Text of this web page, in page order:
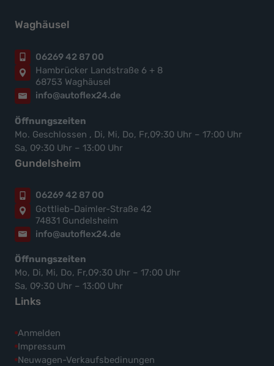
Waghäusel
06269 42 87 00
Hambrücker Landstraße 6 + 8
68753 Waghäusel
info@autoflex24.de
Öffnungszeiten
Mo. Geschlossen , Di, Mi, Do, Fr,09:30 Uhr – 17:00 Uhr
Sa, 09:30 Uhr – 13:00 Uhr
Gundelsheim
06269 42 87 00
Gottlieb-Daimler-Straße 42
74831 Gundelsheim
info@autoflex24.de
Öffnungszeiten
Mo, Di, Mi, Do, Fr,09:30 Uhr – 17:00 Uhr
Sa, 09:30 Uhr – 13:00 Uhr
Links
Anmelden
Impressum
Neuwagen-Verkaufsbedinungen